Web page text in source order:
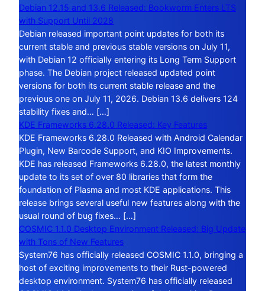
Debian 12.15 and 13.6 Released: Bookworm Enters LTS
with Support Until 2028
Debian released important point updates for both its
current stable and previous stable versions on July 11,
with Debian 12 officially entering its Long Term Support
phase. The Debian project released updated point
versions for both its current stable release and the
previous one on July 11, 2026. Debian 13.6 delivers 124
stability fixes and… […]
KDE Frameworks 6.28.0 Released: Key Features
KDE Frameworks 6.28.0 Released with Android Calendar
Plugin, New Barcode Support, and KIO Improvements.
KDE has released Frameworks 6.28.0, the latest monthly
update to its set of over 80 libraries that form the
foundation of Plasma and most KDE applications. This
release brings several useful new features along with the
usual round of bug fixes… […]
COSMIC 1.1.0 Desktop Environment Released: Big Update
with Tons of New Features
System76 has officially released COSMIC 1.1.0, bringing a
host of exciting improvements to their Rust-powered
desktop environment. System76 has officially released